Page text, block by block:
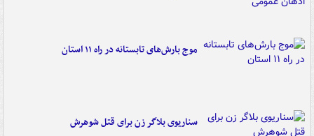
موج بارش‌های تابستانه در راه ۱۱ استان
سناریوی بلاگر زن برای قتل شوهرش